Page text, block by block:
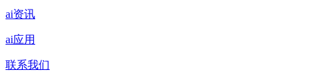
ai资讯
ai应用
联系我们